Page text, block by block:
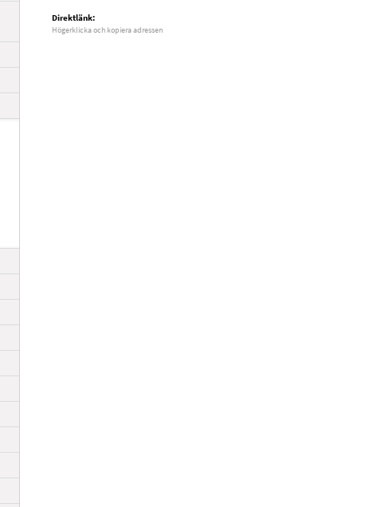
Direktlänk:
Högerklicka och kopiera adressen